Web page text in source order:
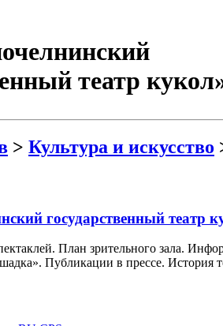
театр
> Культура и искусство
государственный театр
План зрительного зала.
Публикации в прессе. История